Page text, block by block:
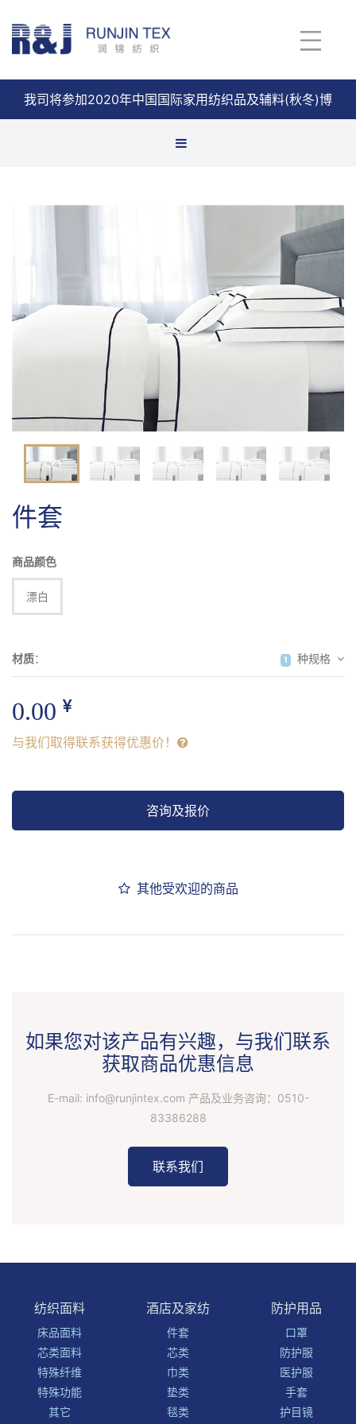
我司将参加2020年中国国际家用纺织品及辅料(秋冬)博
查看详情
垫类
毯类
拖鞋
其它
件套
商品颜色
漂白
材质： 1 种规格
0.00
与我们取得联系获得优惠价！
咨询及报价
其他受欢迎的商品
如果您对该产品有兴趣，与我们联系
获取商品优惠信息
E-mail: info@runjintex.com 产品及业务咨询： 0510-
83386288
联系我们
纺织面料
床品面料
芯类面料
特殊纤维
特殊功能
其它
酒店及家纺
件套
芯类
巾类
垫类
毯类
防护用品
口罩
防护服
医护服
手套
护目镜